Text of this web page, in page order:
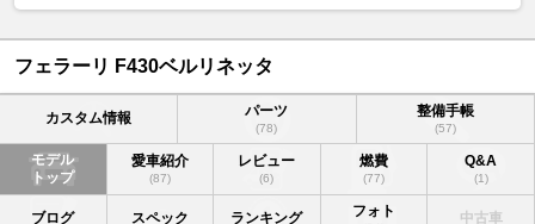
フェラーリ F430ベルリネッタ
カスタム情報 パーツ
(78)
整備手帳
(57)
モデル
トップ
愛車紹介
(87)
レビュー
(6)
燃費
(77)
Q&A
(1)
ブログ スペック ランキング フォト 中古車